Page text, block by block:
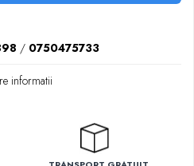
/ 0750475733
informatii